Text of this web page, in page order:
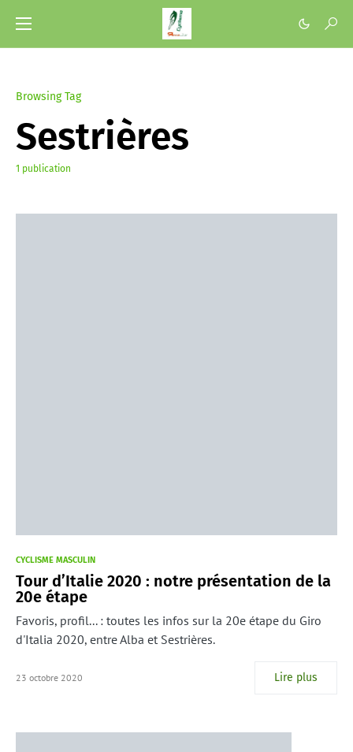
Browsing Tag
Sestrières
1 publication
CYCLISME MASCULIN
Tour d’Italie 2020 : notre présentation de la
20e étape
Favoris, profil... : toutes les infos sur la 20e étape du Giro
d'Italia 2020, entre Alba et Sestrières.
23 octobre 2020 Lire plus